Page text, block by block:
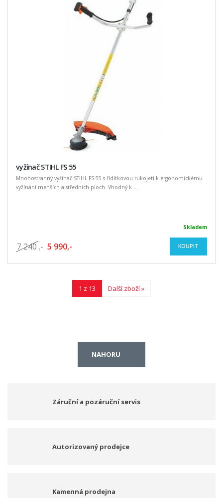
vyžínač STIHL FS 55
Mnohostranný vyžínač STIHL FS 55 s řídítkovou rukojetí k ergonomickému
vyžínání menších a středních ploch. Vhodný k ...
Skladem
7 240 ,- 5 990,- KOUPIT
1 z 13 Další zboží »
NAHORU
Záruční a pozáruční servis
Autorizovaný prodejce
Kamenná prodejna